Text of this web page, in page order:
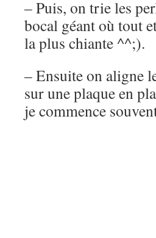
– Puis, on trie les
bocal géant où tout
la plus chiante ^^;).
– Ensuite on aligne
sur une plaque en
je commence